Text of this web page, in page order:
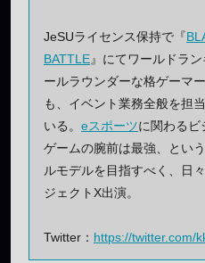
JeSUライセンス保持で『
BATTLE』にてワールドラ
ールラウンダーな格ゲーマ
も、イベント業務全般を担
いる。 eスポーツに関わるビ
ゲームの腕前は最強、とい
ルモデルを目指すべく、日
ジェクトX出演。
Twitter： https://twitter.com/